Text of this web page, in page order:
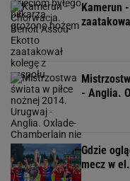
Kamerun
- Anglia.
Gdzie
mecz w